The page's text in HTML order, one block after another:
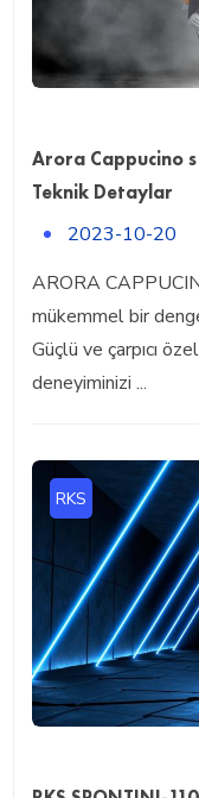
Arora Cappucino
Teknik Detaylar
2023-10-20
ARORA
mükemmel bir
Güçlü ve çarpıcı
deneyiminizi ...
RKS